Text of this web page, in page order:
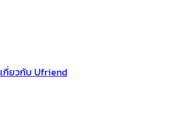
เกี่ยวกับ Ufriend